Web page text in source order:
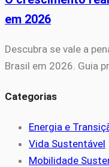
em 2026
Descubra se vale a
Brasil em 2026. Guia
Categorias
Energia e
Vida Sustentável
Mobilidade